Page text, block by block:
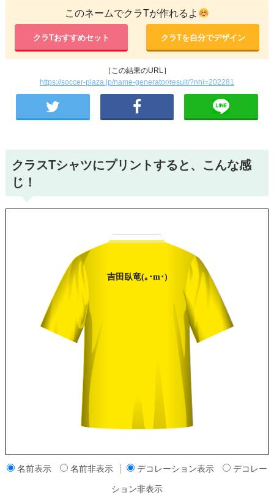
このネームでクラTが作れるよ
クラTおすすめセット クラTを自分でデザイン
［この結果のURL］
https://soccer-plaza.jp/name-generator/result/?nhi=202281
クラスTシャツにプリントすると、こんな感
じ！
吉田 臥竜(｡･m･)
名前表示 名前非表示 デコレーション表示 デコレー
ション非表示